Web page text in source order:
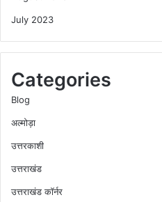
July 2023
Categories
Blog
अल्मोड़ा
उत्तरकाशी
उत्तराखंड
उत्तराखंड कॉर्नर